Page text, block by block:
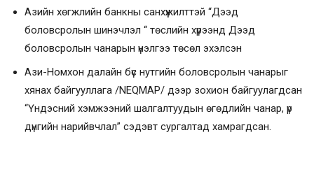
Азийн хөгжлийн банкны санхүүжилттэй “Дээд
боловсролын шинэчлэл “ төслийн хүрээнд Дээд
боловсролын чанарын үнэлгээ төсөл эхэлсэн
Ази-Номхон далайн бүс нутгийн боловсролын чанарыг
хянах байгууллага /NEQMAP/ дээр зохион байгуулагдсан
“Үндэсний хэмжээний шалгалтуудын өгөдлийн чанар, үр
дүнгийн нарийвчлал” сэдэвт сургалтад хамрагдсан.